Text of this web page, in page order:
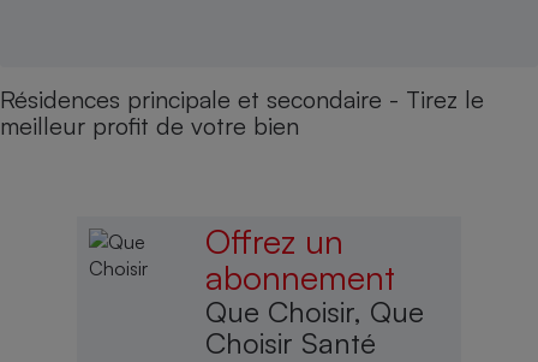
Résidences principale et secondaire - Tirez le
meilleur profit de votre bien
Offrez un
abonnement
Que Choisir, Que
Choisir Santé